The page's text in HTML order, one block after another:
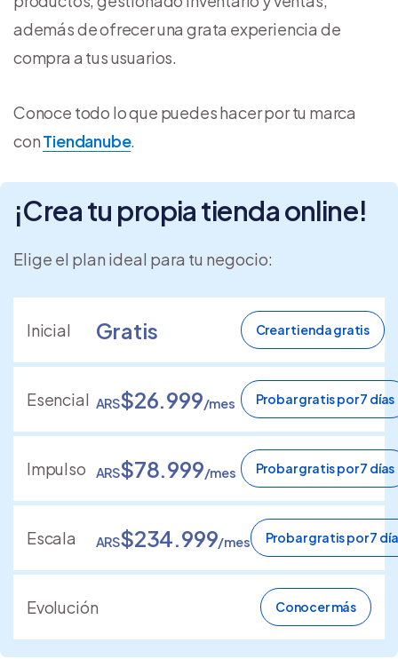
además de ofrecer una grata experiencia de
compra a tus usuarios.
Conoce todo lo que puedes hacer por tu marca
conTiendanube.
¡Crea tu propia tienda online!
Elige el plan ideal para tu negocio:
Inicial Gratis Crear tienda gratis
Esencial ARS$26.999/mes Probar gratis por 7 días
Impulso ARS$78.999/mes Probar gratis por 7 días
Escala ARS$234.999/mes Probar gratis por 7
Evolución Conocer más